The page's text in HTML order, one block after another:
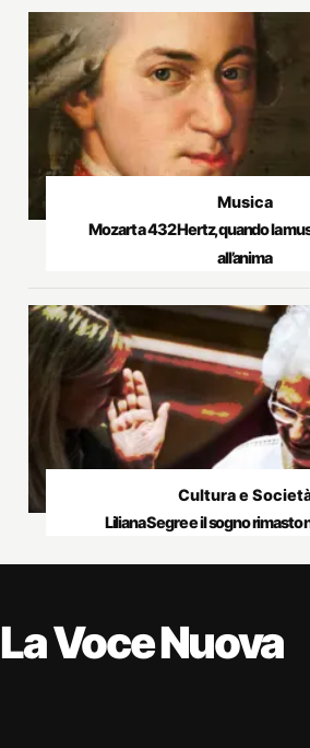
Musica
Mozart a 432 Hertz, quando la
all’anima
Cultura e
Liliana Segre e il sogno rimasto
La Voce Nuova